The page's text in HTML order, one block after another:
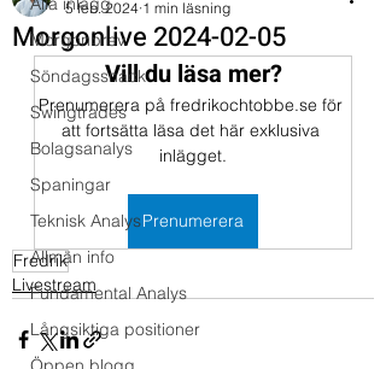
Morgonbrev
Söndagssnack
Swingtrades
Bolagsanalys
Spaningar
Teknisk Analys
Allmän info
Fundamental Analys
Långsiktiga positioner
Morgonlive 2024-02-05
5 feb. 2024 1 min läsning
Vill du läsa mer?
Prenumerera på fredrikochtobbe.se för
att fortsätta läsa det här exklusiva
inlägget.
Prenumerera
Fredrik
Livestream